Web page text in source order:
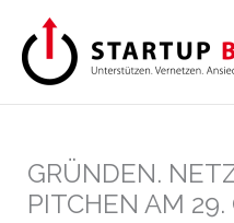
Inhalt
springen
GRÜNDEN.
PITCHEN AM 29.